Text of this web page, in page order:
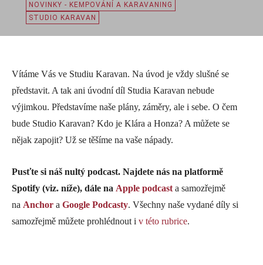
NOVINKY - KEMPOVÁNÍ A KARAVANING
STUDIO KARAVAN
Vítáme Vás ve Studiu Karavan. Na úvod je vždy slušné se
představit. A tak ani úvodní díl Studia Karavan nebude
výjimkou. Představíme naše plány, záměry, ale i sebe. O čem
bude Studio Karavan? Kdo je Klára a Honza? A můžete se
nějak zapojit? Už se těšíme na vaše nápady.
Pusťte si náš nultý podcast. Najdete nás na platformě
Spotify (viz. níže), dále na Apple podcast a samozřejmě
na Anchor a Google Podcasty. Všechny naše vydané díly si
samozřejmě můžete prohlédnout i v této rubrice.